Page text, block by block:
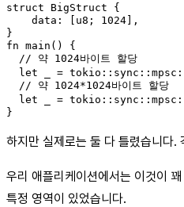
struct BigStruct {
    data: [u8; 1024],
}
fn main() {
  // 약 1024바이트 할당
let _ =
  // 약 1024*1024바이트 할당
let _ =
}
하지만 실제로는 둘 다 틀렸습니다
우리 애플리케이션에서는 이것이
특정 영역이 있었습니다.